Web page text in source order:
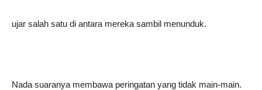
ujar salah satu di antara mereka sambil menunduk.
Nada suaranya membawa peringatan yang tidak main-main.